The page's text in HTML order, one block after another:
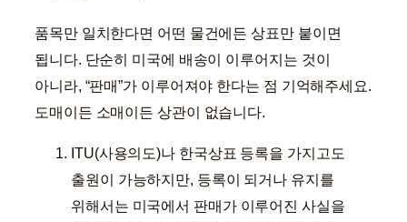
품목만 일치한다면 어떤 물건에든 상표만 붙이면
됩니다. 단순히 미국에 배송이 이루어지는 것이
아니라, “판매”가 이루어져야 한다는 점 기억해주세요.
도매이든 소매이든 상관이 없습니다.
ITU(사용의도)나 한국상표 등록을 가지고도
출원이 가능하지만, 등록이 되거나 유지를
위해서는 미국에서 판매가 이루어진 사실을